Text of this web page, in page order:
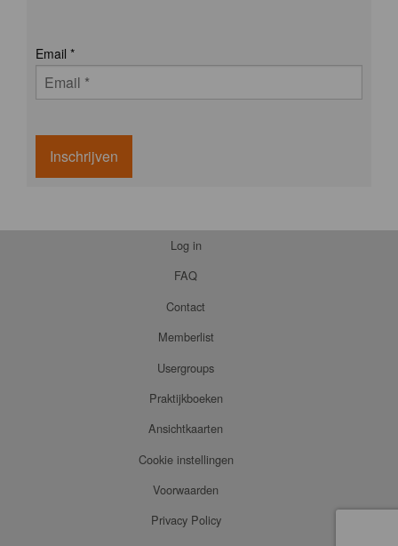
Email *
Inschrijven
Log in
FAQ
Contact
Memberlist
Usergroups
Praktijkboeken
Ansichtkaarten
Cookie instellingen
Voorwaarden
Privacy Policy